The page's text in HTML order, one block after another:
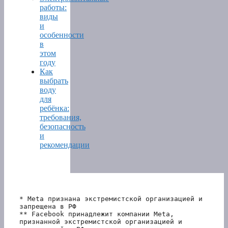
работы:
виды
и
особенности
в
этом
году
Как
выбрать
воду
для
ребёнка:
требования,
безопасность
и
рекомендации
* Meta признана экстремистской организацией и
запрещена в РФ
** Facebook принадлежит компании Meta,
признанной экстремистской организацией и